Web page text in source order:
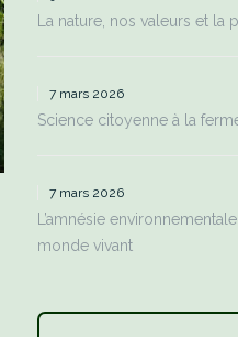
La nature, nos valeurs et
7 mars 2026
Science citoyenne à la
7 mars 2026
L’amnésie
monde vivant